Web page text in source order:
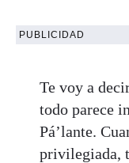
PUBLICIDAD
Te voy a
todo parece
Pá’lante.
privilegiada,